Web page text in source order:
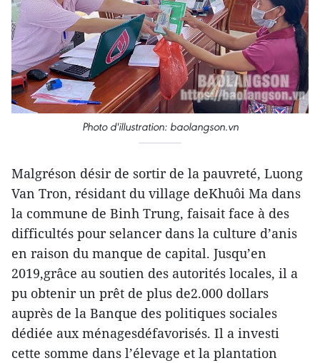
Photo d'illustration: baolangson.vn
Malgréson désir de sortir de la pauvreté, Luong
Van Tron, résidant du village deKhuôi Ma dans
la commune de Binh Trung, faisait face à des
difficultés pour selancer dans la culture d’anis
en raison du manque de capital. Jusqu’en
2019,grâce au soutien des autorités locales, il a
pu obtenir un prêt de plus de2.000 dollars
auprès de la Banque des politiques sociales
dédiée aux ménagesdéfavorisés. Il a investi
cette somme dans l’élevage et la plantation